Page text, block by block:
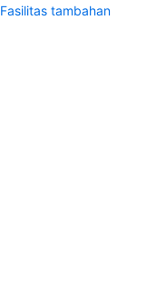
Fasilitas tambahan